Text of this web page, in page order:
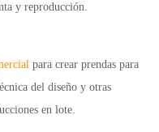
y reproducción.
para crear prendas para
del diseño y otras
en lote.